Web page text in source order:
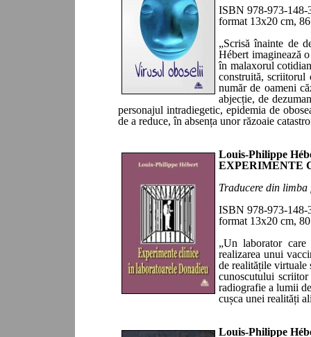
ISBN 978-973-148-
format 13x20 cm, 86
„Scrisă înainte de
Hébert imaginează
în malaxorul
construită, scriitorul
număr de oameni
abjecție, de
personajul intradiegetic, epidemia de
de a reduce, în absența unor răzoaie
Louis-Philippe
EXPERIMENTE
Traducere din limba
ISBN 978-973-148-
format 13x20 cm, 80
„Un laborator care
realizarea unui
de realitățile virtuale
cunoscutului
radiografie a lumii
cușca unei realități
Louis-Philippe